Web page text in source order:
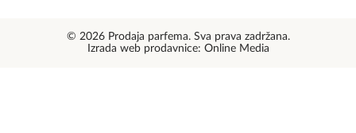
© 2026 Prodaja parfema. Sva prava zadržana.
Izrada web prodavnice: Online Media